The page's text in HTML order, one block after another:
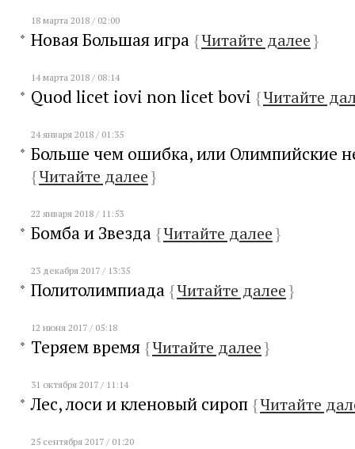
18 марта 2018 / 02:00
Новая Большая игра {Читайте далее}
14 марта 2018 / 08:14
Quod licet iovi non licet bovi {Читайте
24 января 2018 / 01:35
Больше чем ошибка, или Олимпийские
{Читайте далее}
22 января 2018 / 11:53
Бомба и Звезда {Читайте далее}
23 декабря 2017 / 13:35
Политолимпиада {Читайте далее}
12 июня 2017 / 05:18
Теряем время {Читайте далее}
31 октября 2017 / 11:14
Лес, лоси и кленовый сироп {Читайте
25 сентября 2017 / 01:20